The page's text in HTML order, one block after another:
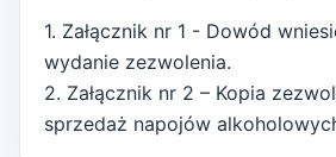
1. Załącznik nr 1 - Dowód
wydanie zezwolenia.
2. Załącznik nr 2 – Kopia
sprzedaż napojów